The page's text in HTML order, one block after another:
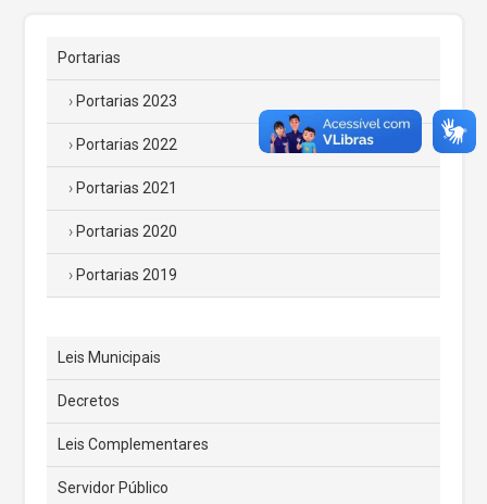
Portarias
Portarias 2023
Portarias 2022
Portarias 2021
Portarias 2020
Portarias 2019
Leis Municipais
Decretos
Leis Complementares
Servidor Público